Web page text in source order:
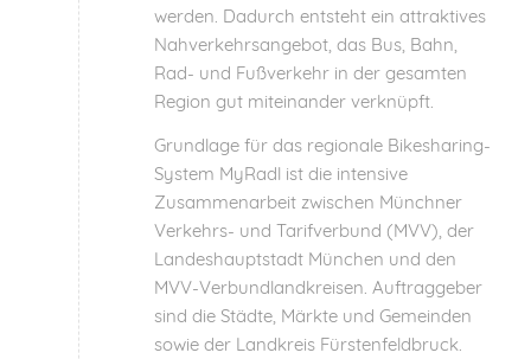
werden. Dadurch entsteht ein attraktives
Nahverkehrsangebot, das Bus, Bahn,
Rad- und Fußverkehr in der gesamten
Region gut miteinander verknüpft.
Grundlage für das regionale Bikesharing-
System MyRadl ist die intensive
Zusammenarbeit zwischen Münchner
Verkehrs- und Tarifverbund (MVV), der
Landeshauptstadt München und den
MVV-Verbundlandkreisen. Auftraggeber
sind die Städte, Märkte und Gemeinden
sowie der Landkreis Fürstenfeldbruck.